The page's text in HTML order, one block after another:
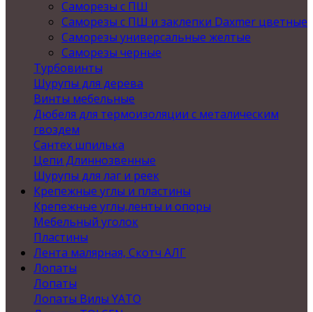
Саморезы с ПШ
Саморезы с ПШ и заклепки Daxmer цветные
Саморезы универсальные желтые
Саморезы черные
Турбовинты
Шурупы для дерева
Винты мебельные
Дюбеля для термоизоляции с металическим
гвоздем
Сантех шпилька
Цепи Длиннозвенные
Шурупы для лаг и реек
Крепежные углы и пластины
Крепежные углы,ленты и опоры
Мебельный уголок
Пластины
Лента малярная, Скотч АЛГ
Лопаты
Лопаты
Лопаты Вилы YATO